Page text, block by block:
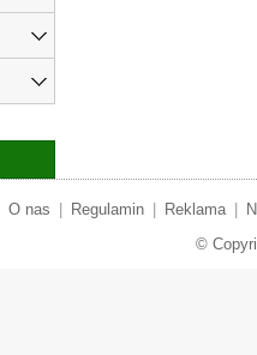
O nas Regulamin Reklama
©